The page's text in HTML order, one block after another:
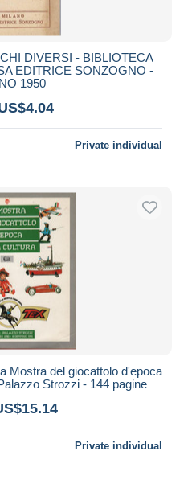
DIVERSI - BIBLIOTECA
EDITRICE SONZOGNO -
1950
Private individual
Mostra del giocattolo d'epoca
Strozzi - 144 pagine
Private individual